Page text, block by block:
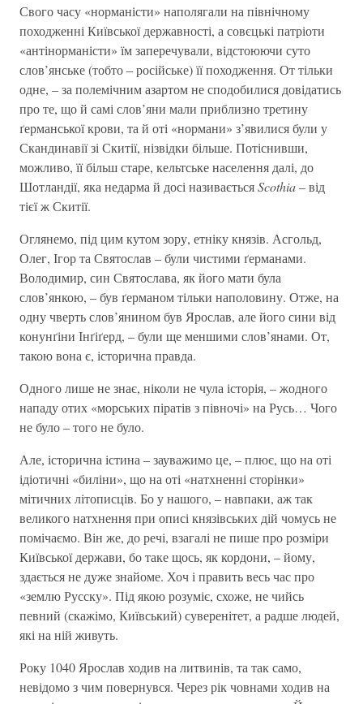
Свого часу «норманісти» наполягали на північному
походженні Київської державності, а совєцькі патріоти
«антінорманісти» їм заперечували, відстоюючи суто
слов’янське (тобто – російське) її походження. От тільки
одне, – за полемічним азартом не сподобилися довідатись
про те, що й самі слов’яни мали приблизно третину
ґерманської крови, та й оті «нормани» з’явилися були у
Скандинавії зі Скитії, нізвідки більше. Потіснивши,
можливо, її більш старе, кельтське населення далі, до
Шотландії, яка недарма й досі називаєтьсяScothia– від
тієї ж Скитії.
Оглянемо, під цим кутом зору, етніку князів. Асгольд,
Олег, Ігор та Святослав – були чистими ґерманами.
Володимир, син Святослава, як його мати була
слов’янкою, – був ґерманом тільки наполовину. Отже, на
одну чверть слов’янином був Ярослав, але його сини від
конунґіни Інґіґерд, – були ще меншими слов’янами. От,
такою вона є, історична правда.
Одного лише не знає, ніколи не чула історія, – жодного
нападу отих «морських піратів з півночі» на Русь… Чого
не було – того не було.
Але, історична істина – зауважимо це, – плює, що на оті
ідіотичні «биліни», що на оті «натхненні сторінки»
мітичних літописців. Бо у нашого, – навпаки, аж так
великого натхнення при описі князівських дій чомусь не
помічаємо. Він же, до речі, взагалі не пише про розміри
Київської держави, бо таке щось, як кордони, – йому,
здається не дуже знайоме. Хоч і править весь час про
«землю Русску». Під якою розуміє, схоже, не чийсь
певний (скажімо, Київський) суверенітет, а радше людей,
які на ній живуть.
Року 1040 Ярослав ходив на литвинів, та так само,
невідомо з чим повернувся. Через рік човнами ходив на